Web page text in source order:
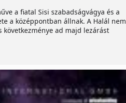
a fiatal Sisi szabadságvágya és a
a középpontban állnak. A Halál nem
ad majd lezárást